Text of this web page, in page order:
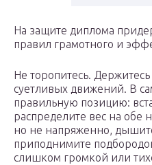
На защите диплома
правил грамотного и
Не торопитесь.
суетливых движений. В
правильную позицию:
распределите вес на обе
но не напряженно,
приподнимите
слишком громкой или